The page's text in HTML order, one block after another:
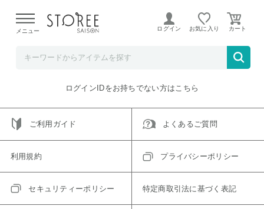
よる配送遅延が発生しております。
メニュー ログイン お気に入り
ご指定のアイテムは取り扱い終了、またはただいま取り扱い
トップへ戻る
ログインIDをお持ちでない方はこちら
ご利用ガイド よくあるご質問
利用規約 プライバシーポリシー
セキュリティーポリシー 特定商取引法に基づく表記